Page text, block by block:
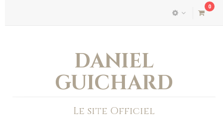
0
DANIEL
GUICHARD
Le site Officiel